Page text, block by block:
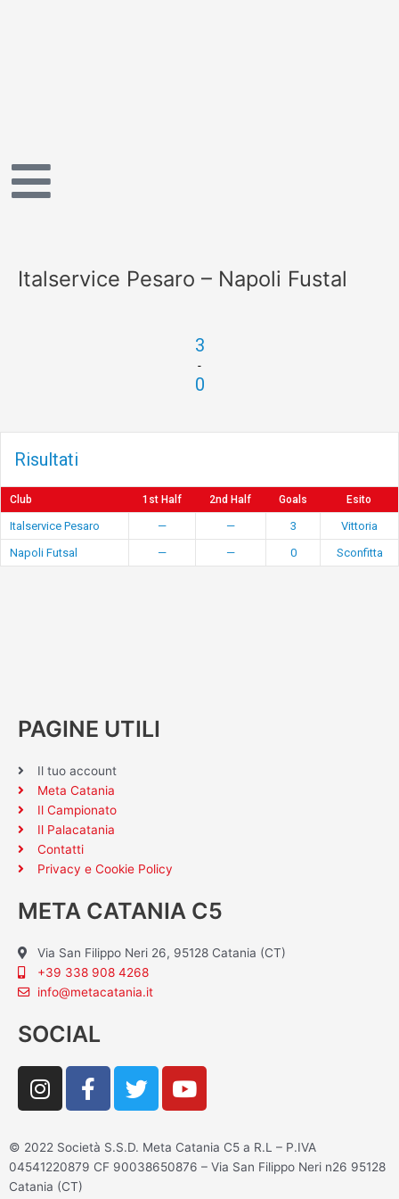
Italservice Pesaro – Napoli Fustal
3
-
0
Risultati
Club 1st Half 2nd Half Goals Esito
Italservice Pesaro — — 3
Vittoria
Napoli Futsal
— — 0 Sconfitta
PAGINE UTILI
Il tuo account
Meta Catania
Il Campionato
Il Palacatania
Contatti
Privacy e Cookie Policy
META CATANIA C5
Via San Filippo Neri 26, 95128 Catania (CT)
+39 338 908 4268
info@metacatania.it
SOCIAL
I
n
t
a
g
F
a
e
b
T
w
t
t
Y
o
t
u
© 2022 Società S.S.D. Meta Catania C5 a R.L – P.IVA
04541220879 CF 90038650876 – Via San Filippo Neri n26 95128
Catania (CT)